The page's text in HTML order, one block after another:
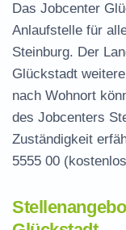
Das Jobcenter
Anlaufstelle für
Steinburg. Der
Glückstadt
nach Wohnort
des Jobcenters
Zuständigkeit
5555 00